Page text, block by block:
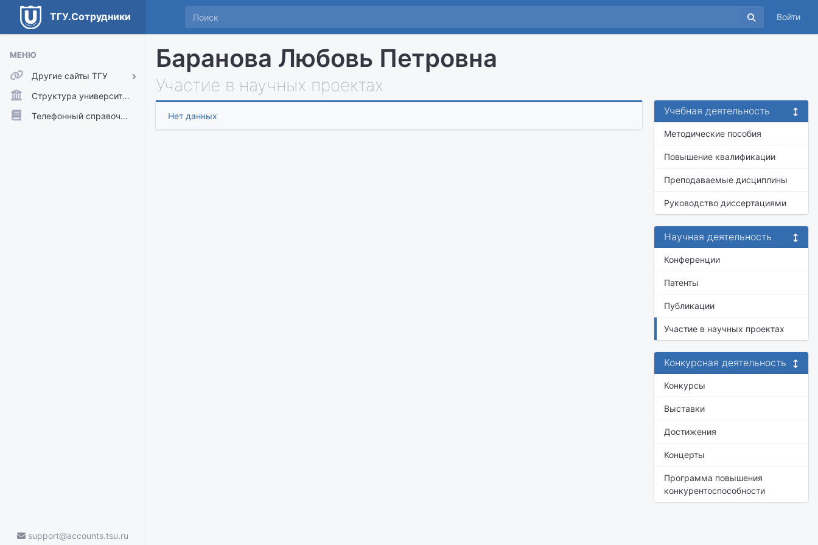
ТГУ.Сотрудники Войти
МЕНЮ
Другие сайты ТГУ
ТГУ.Аккаунты
ТГУ.Расписание
Структура университета
Телефонный справочник
support@accounts.tsu.ru
Баранова Любовь Петровна
Участие в научных проектах
Нет данных Учебная деятельность
Методические пособия
Повышение квалификации
Преподаваемые дисциплины
Руководство диссертациями
Научная деятельность
Конференции
Патенты
Публикации
Участие в научных проектах
Конкурсная деятельность
Конкурсы
Выставки
Достижения
Концерты
Программа повышения
конкурентоспособности